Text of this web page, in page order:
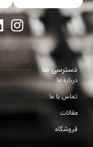
دسترسی ها
درباره ما
تماس با ما
مقالات
فروشگاه